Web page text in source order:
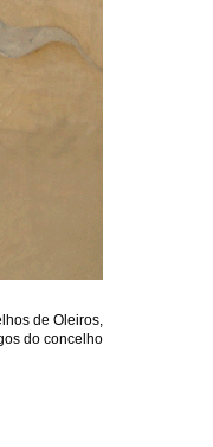
de Oleiros,
do concelho